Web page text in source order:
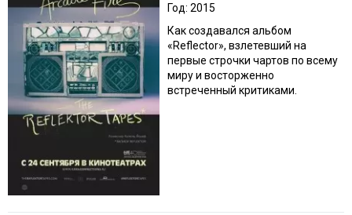
Год: 2015
Как создавался альбом
«Reflector», взлетевший на
первые строчки чартов по всему
миру и восторженно
встреченный критиками.